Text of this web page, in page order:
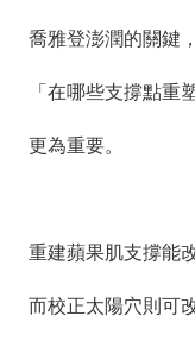
喬雅登澎潤的關鍵
「在哪些支撐點重
更為重要。
重建蘋果肌支撐能
而校正太陽穴則可